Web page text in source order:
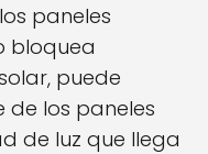
paneles
bloquea
puede
de los paneles
de luz que llega